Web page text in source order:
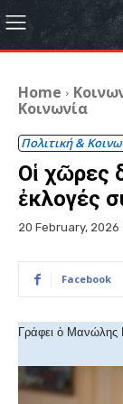
Home
Κοινωνία
Πολιτική &
Οἱ χῶρες
ἐκλογές
20 February, 2026
Facebook
Γράφει ὁ Μανώλης